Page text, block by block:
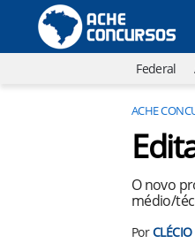
Federal
ACHE
O novo
médio/
PorCLÉCIO